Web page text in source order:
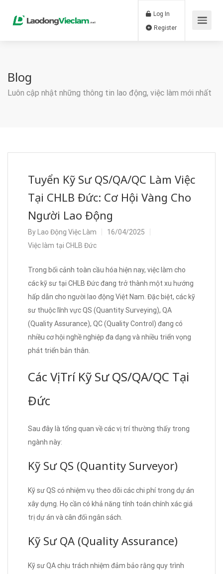
Log In
Blog
Luôn cập nhật những thông tin lao động, việc làm mới nhất
Tuyển Kỹ Sư QS/QA/QC Làm Việc
Tại CHLB Đức: Cơ Hội Vàng Cho
Người Lao Động
By Lao Động Việc Làm
16/04/2025
Việc làm tại CHLB Đức
Trong bối cảnh toàn cầu hóa hiện nay, việc làm cho
các kỹ sư tại CHLB Đức đang trở thành một xu hướng
hấp dẫn cho người lao động Việt Nam. Đặc biệt, các kỹ
sư thuộc lĩnh vực QS (Quantity Surveying), QA
(Quality Assurance), QC (Quality Control) đang có
nhiều cơ hội nghề nghiệp đa dạng và nhiều triển vọng
phát triển bản thân.
Các Vị Trí Kỹ Sư QS/QA/QC Tại
Đức
Sau đây là tổng quan về các vị trí thường thấy trong
ngành này:
Kỹ Sư QS (Quantity Surveyor)
Kỹ sư QS có nhiệm vụ theo dõi các chi phí trong dự án
xây dựng. Họ cần có khả năng tính toán chính xác giá
trị dự án và cân đối ngân sách.
Kỹ Sư QA (Quality Assurance)
Kỹ sư QA chịu trách nhiệm đảm bảo rằng quy trình